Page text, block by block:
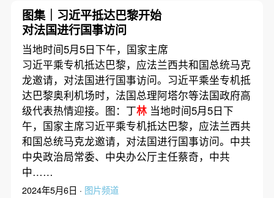
图集｜习近平抵达巴黎开始
对法国进行国事访问
当地时间5月5日下午，国家主席
习近平乘专机抵达巴黎，应法兰西共和国总统马克
龙邀请，对法国进行国事访问。习近平乘坐专机抵
达巴黎奥利机场时，法国总理阿塔尔等法国政府高
级代表热情迎接。图：丁林当地时间5月5日下
午，国家主席习近平乘专机抵达巴黎，应法兰西共
和国总统马克龙邀请，对法国进行国事访问。中共
中央政治局常委、中央办公厅主任蔡奇，中共
中……
2024年5月6日 · 图片频道